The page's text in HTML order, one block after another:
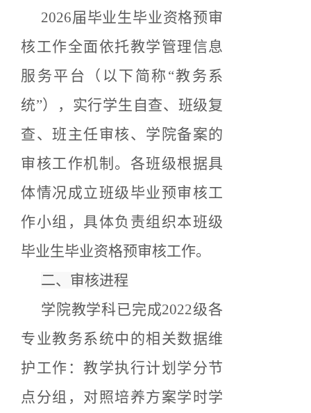
2026届毕业生毕业资格预审
核工作全面依托教学管理信息
服务平台（以下简称 “教务系
统”），实行学生自查、班级复
查、 班主任审核、 学院备案的
审核工作机制。各班级根据具
体情况成立班级毕业预审核工
作小组，具体负责组织本班级
毕业生毕业资格预审核工作。
二、审核进程
学院教学科已完成2022级各
专业教务系统中的相关数据维
护工作：教学执行计划学分节
点分组，对照培养方案学时学